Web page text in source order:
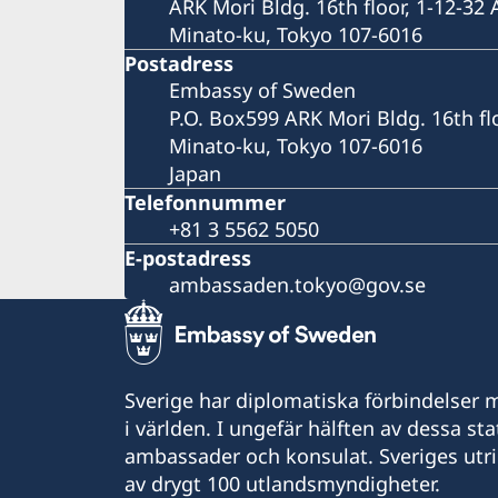
ARK Mori Bldg. 16th floor, 1-12-32
Minato-ku, Tokyo 107-6016
Postadress
Embassy of Sweden
P.O. Box599 ARK Mori Bldg. 16th
Minato-ku, Tokyo 107-6016
Japan
Telefonnummer
+81 3 5562 5050
E-postadress
ambassaden.tokyo@gov.se
Sverige har diplomatiska förbindelser
i världen. I ungefär hälften av dessa
ambassader och konsulat. Sveriges
av drygt 100 utlandsmyndigheter.